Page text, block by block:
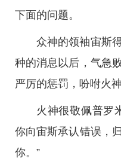
下面的问题。
众神的领袖宙斯
种的消息以后，气急
严厉的惩罚，吩咐火
火神很敬佩普罗
你向宙斯承认错误，
你。”